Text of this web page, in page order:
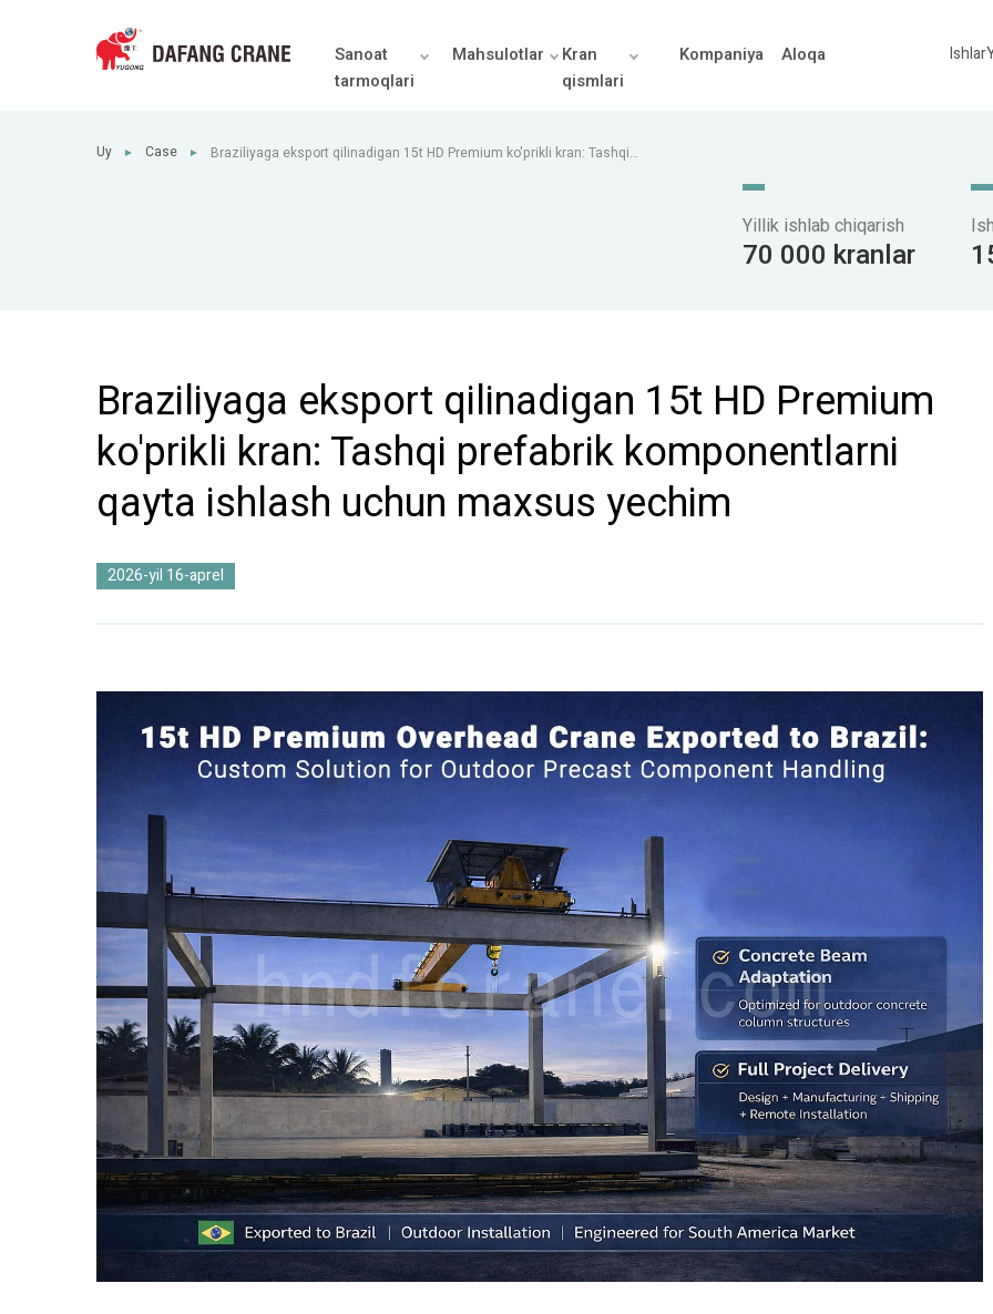
Sanoat
tarmoqlari
Mahsulotlar
Kran
qismlari
Kompaniya Aloqa Ishlar
Uy ► Case ►
Braziliyaga eksport qilinadigan 15t HD Premium ko'prikli kran: Tashqi
Yillik ishlab chiqarish
70 000 kranlar
Braziliyaga eksport qilinadigan 15t HD Premium
ko'prikli kran: Tashqi prefabrik komponentlarni
qayta ishlash uchun maxsus yechim
2026-yil 16-aprel